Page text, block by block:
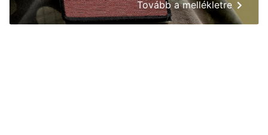
Tovább a mellékletre